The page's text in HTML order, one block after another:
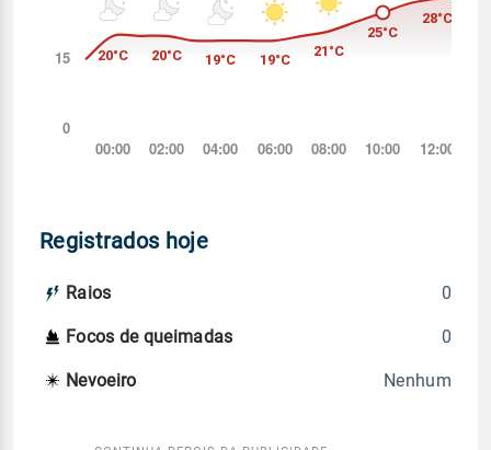
Registrados hoje
Raios 0
Focos de queimadas 0
Nevoeiro Nenhum